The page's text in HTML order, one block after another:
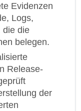
Evidenzen
Logs,
die die
belegen.
Release-
der